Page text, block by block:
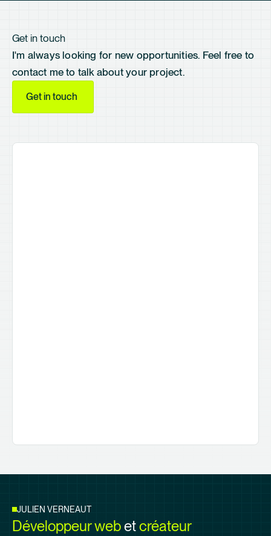
Get in touch
I'm always looking for new opportunities. Feel free to
contact me to talk about your project.
Get in touch
JULIEN VERNEAUT
Développeur webetcréateur